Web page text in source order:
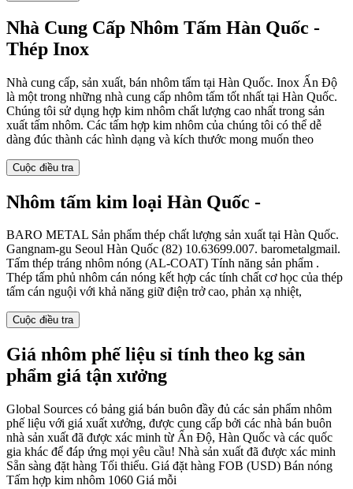
Nhà Cung Cấp Nhôm Tấm Hàn Quốc -
Thép Inox
Nhà cung cấp, sản xuất, bán nhôm tấm tại Hàn Quốc. Inox Ấn Độ
là một trong những nhà cung cấp nhôm tấm tốt nhất tại Hàn Quốc.
Chúng tôi sử dụng hợp kim nhôm chất lượng cao nhất trong sản
xuất tấm nhôm. Các tấm hợp kim nhôm của chúng tôi có thể dễ
dàng đúc thành các hình dạng và kích thước mong muốn theo
Cuộc điều tra
Nhôm tấm kim loại Hàn Quốc -
BARO METAL Sản phẩm thép chất lượng sản xuất tại Hàn Quốc.
Gangnam-gu Seoul Hàn Quốc (82) 10.63699.007. barometalgmail.
Tấm thép tráng nhôm nóng (AL-COAT) Tính năng sản phẩm .
Thép tấm phủ nhôm cán nóng kết hợp các tính chất cơ học của thép
tấm cán nguội với khả năng giữ điện trở cao, phản xạ nhiệt,
Cuộc điều tra
Giá nhôm phế liệu sỉ tính theo kg sản
phẩm giá tận xưởng
Global Sources có bảng giá bán buôn đầy đủ các sản phẩm nhôm
phế liệu với giá xuất xưởng, được cung cấp bởi các nhà bán buôn
nhà sản xuất đã được xác minh từ Ấn Độ, Hàn Quốc và các quốc
gia khác để đáp ứng mọi yêu cầu! Nhà sản xuất đã được xác minh
Sẵn sàng đặt hàng Tối thiểu. Giá đặt hàng FOB (USD) Bán nóng
Tấm hợp kim nhôm 1060 Giá mỗi